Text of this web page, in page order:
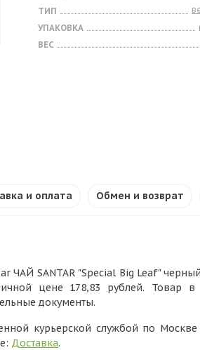
ТИП
УПАКОВКА
ВЕС
и оплата Обмен и возврат
ЧАЙ SANTAR "Special Big Leaf"
цене 178,83 рублей. Товар
документы.
курьерской службой по
Доставка.